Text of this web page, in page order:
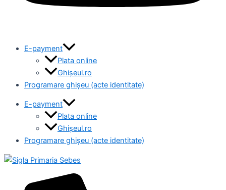
E-payment
Plata online
Ghișeul.ro
Programare ghișeu (acte identitate)
E-payment
Plata online
Ghișeul.ro
Programare ghișeu (acte identitate)